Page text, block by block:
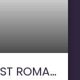
PAILLETTE IMMOBILIER ST ROMAIN DE COLBOSC